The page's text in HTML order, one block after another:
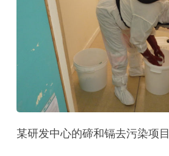
某研发中心的碲和镉去污染项目